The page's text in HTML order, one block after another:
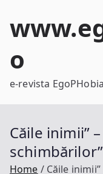
o
e-revista
Căile inimii”
schimbărilor”
Home Căile